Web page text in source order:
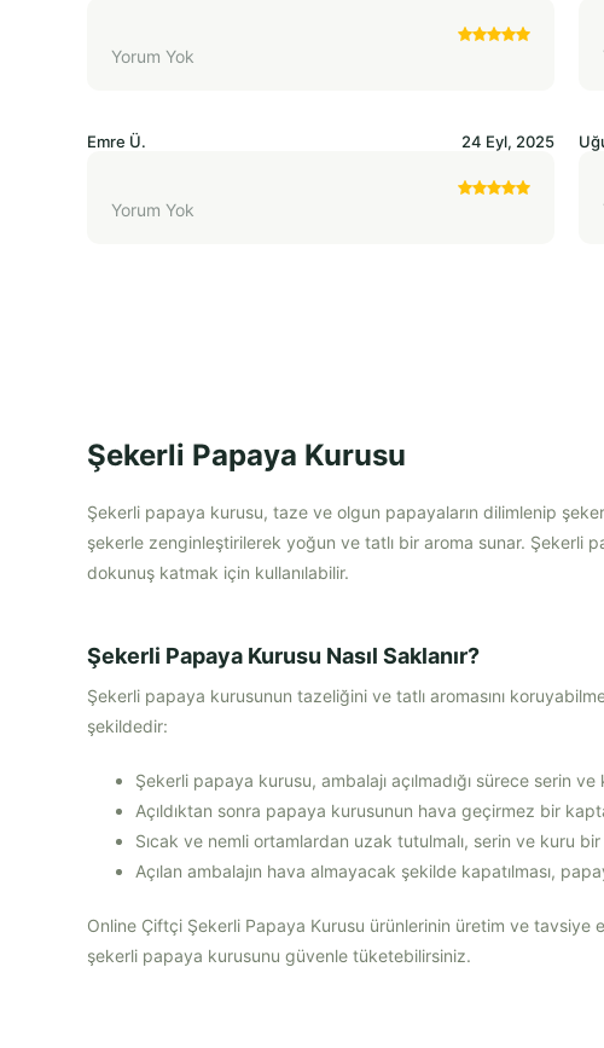
Yorum Yok
Emre Ü. 24 Eyl, 2025
Yorum Yok
Şekerli Papaya Kurusu
Şekerli papaya kurusu, taze ve olgun papayaların dilimlenip
şekerle zenginleştirilerek yoğun ve tatlı bir aroma sunar. Şekerli
dokunuş katmak için kullanılabilir.
Şekerli Papaya Kurusu Nasıl Saklanır?
Şekerli papaya kurusunun tazeliğini ve tatlı aromasını
şekildedir:
Şekerli papaya kurusu, ambalajı açılmadığı sürece serin
Açıldıktan sonra papaya kurusunun hava geçirmez bir
Sıcak ve nemli ortamlardan uzak tutulmalı, serin ve kuru
Açılan ambalajın hava almayacak şekilde kapatılması,
Online Çiftçi Şekerli Papaya Kurusu ürünlerinin üretim ve
şekerli papaya kurusunu güvenle tüketebilirsiniz.